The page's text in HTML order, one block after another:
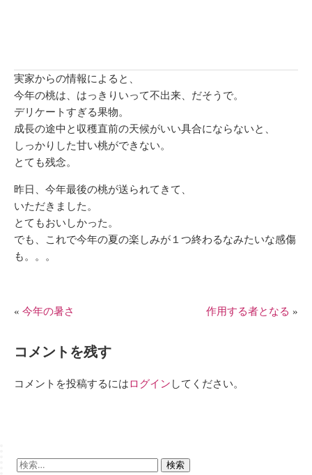
実家からの情報によると、
今年の桃は、はっきりいって不出来、だそうで。
デリケートすぎる果物。
成長の途中と収穫直前の天候がいい具合にならないと、
しっかりした甘い桃ができない。
とても残念。
昨日、今年最後の桃が送られてきて、
いただきました。
とてもおいしかった。
でも、これで今年の夏の楽しみが１つ終わるなみたいな感傷
も。。。
« 今年の暑さ 作用する者となる »
コメントを残す
コメントを投稿するにはログイン してください。